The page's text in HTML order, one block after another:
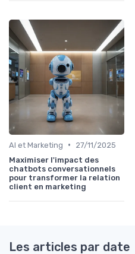
AI et Marketing •
27/11/2025
Maximiser l'impact des
chatbots conversationnels
pour transformer la relation
client en marketing
Les articles par date